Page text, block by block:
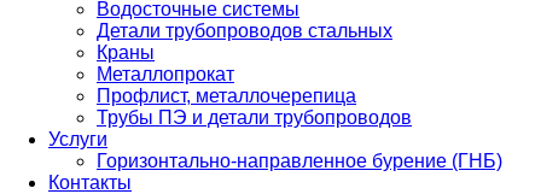
Водосточные системы
Детали трубопроводов стальных
Краны
Металлопрокат
Профлист, металлочерепица
Трубы ПЭ и детали трубопроводов
Услуги
Горизонтально-направленное бурение (ГНБ)
Контакты